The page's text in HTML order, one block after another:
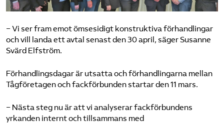
− Vi ser fram emot ömsesidigt konstruktiva förhandlingar
och vill landa ett avtal senast den 30 april, säger Susanne
Svärd Elfström.
Förhandlingsdagar är utsatta och förhandlingarna mellan
Tågföretagen och fackförbunden startar den 11 mars.
− Nästa steg nu är att vi analyserar fackförbundens
yrkanden internt och tillsammans med